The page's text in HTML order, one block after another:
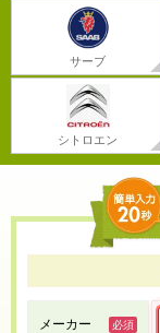
サーブ
シトロエン
メーカー